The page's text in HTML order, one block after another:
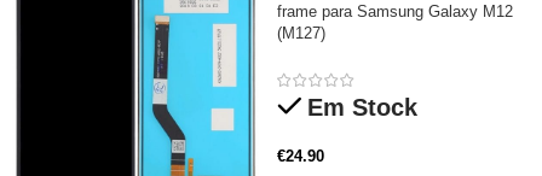
frame para Samsung Galaxy M12
(M127)
Em Stock
€24.90